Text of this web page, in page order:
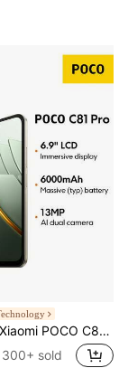
Xiaomi POCO C81 Pro スマートフォン、6.9インチ没入型ディスプレイ、120Hz高リフレッシュレート、強力なオクタコアプロセッサ、6000mAh(標準)大容量バッテリー、ウェットタッチテクノロジー2.0、Google Gemini、ファッショナブルなミニマリストデザイン、NFCなし
300+ sold